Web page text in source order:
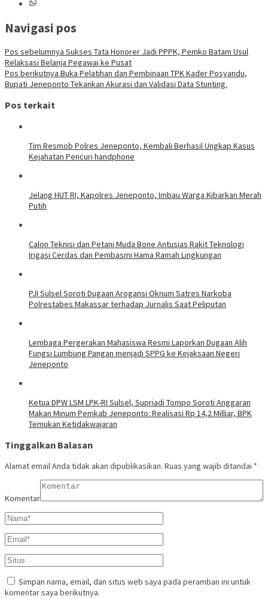
Navigasi pos
Pos sebelumnya Sukses Tata Honorer Jadi PPPK, Pemko Batam Usul
Relaksasi Belanja Pegawai ke Pusat
Pos berikutnya Buka Pelatihan dan Pembinaan TPK Kader Posyandu,
Bupati Jeneponto Tekankan Akurasi dan Validasi Data Stunting.
Pos terkait
Tim Resmob Polres Jeneponto, Kembali Berhasil Ungkap Kasus
Kejahatan Pencuri handphone
Jelang HUT RI, Kapolres Jeneponto, Imbau Warga Kibarkan Merah
Putih
Calon Teknisi dan Petani Muda Bone Antusias Rakit Teknologi
Irigasi Cerdas dan Pembasmi Hama Ramah Lingkungan
PJI Sulsel Soroti Dugaan Arogansi Oknum Satres Narkoba
Polrestabes Makassar terhadap Jurnalis Saat Peliputan
Lembaga Pergerakan Mahasiswa Resmi Laporkan Dugaan Alih
Fungsi Lumbung Pangan menjadi SPPG ke Kejaksaan Negeri
Jeneponto
Ketua DPW LSM LPK-RI Sulsel, Supriadi Tompo Soroti Anggaran
Makan Minum Pemkab Jeneponto: Realisasi Rp 14,2 Milliar, BPK
Temukan Ketidakwajaran
Tinggalkan Balasan
Alamat email Anda tidak akan dipublikasikan. Ruas yang wajib ditandai *
Komentar
Simpan nama, email, dan situs web saya pada peramban ini untuk
komentar saya berikutnya.